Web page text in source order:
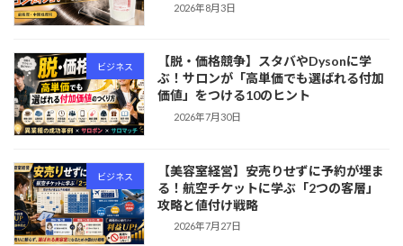
2026年8月3日
ビジネス
【脱・価格競争】スタバやDysonに学
ぶ！サロンが「高単価でも選ばれる付加
価値」をつける10のヒント
2026年7月30日
ビジネス
【美容室経営】安売りせずに予約が埋ま
る！航空チケットに学ぶ「2つの客層」
攻略と値付け戦略
2026年7月27日